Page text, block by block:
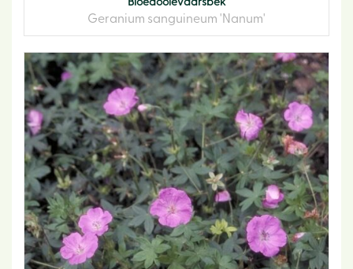
Bloedooievaarsbek
Geranium sanguineum 'Nanum'